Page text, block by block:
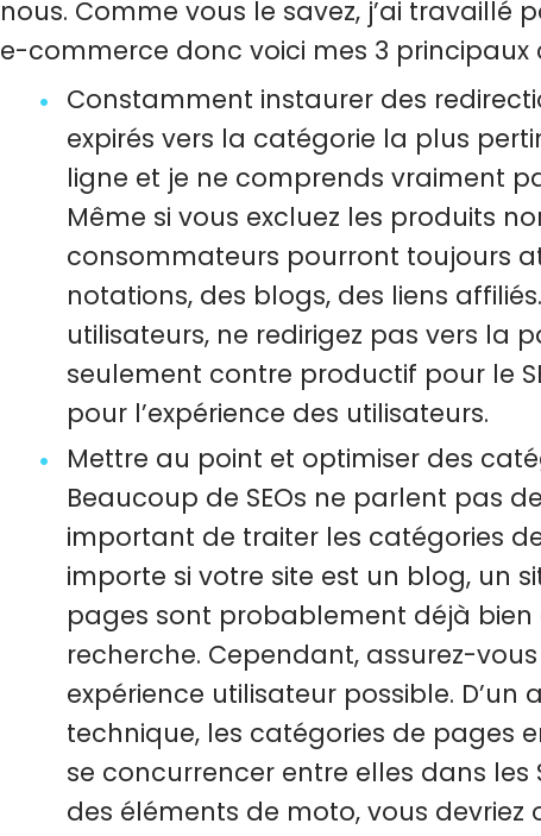
nous. Comme vous le savez, j’ai travaillé
e-commerce donc voici mes 3 principaux
Constamment instaurer des
expirés vers la catégorie la plus
ligne et je ne comprends vraiment
Même si vous excluez les produits
consommateurs pourront toujours
notations, des blogs, des liens
utilisateurs, ne redirigez pas vers la
seulement contre productif pour le
pour l’expérience des utilisateurs.
Mettre au point et optimiser des
Beaucoup de SEOs ne parlent pas
important de traiter les catégories
importe si votre site est un blog, un
pages sont probablement déjà
recherche. Cependant, assurez-
expérience utilisateur possible. D’un
technique, les catégories de pages
se concurrencer entre elles dans les
des éléments de moto, vous